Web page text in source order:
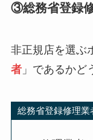
③総務省登録
非正規店を選ぶ
者」であるかど
総務省登録修理業